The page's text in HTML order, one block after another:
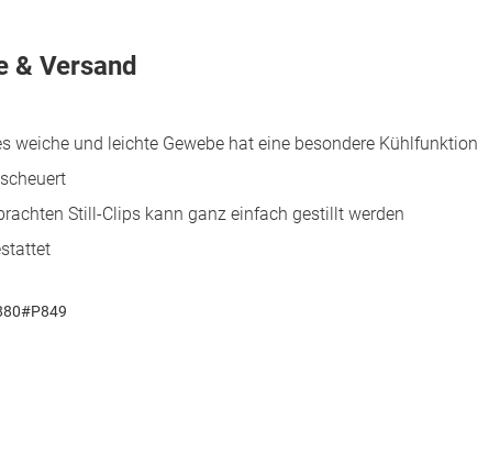
weiche und leichte Gewebe hat eine besondere Kühlfunktion
Still-Clips kann ganz einfach gestillt werden
& Versand